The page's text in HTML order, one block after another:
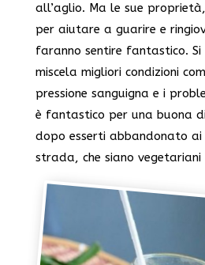
all’aglio. Ma le sue
per aiutare a guarire e
faranno sentire fantastico. Si
miscela migliori condizioni
pressione sanguigna e i
è fantastico per una buona
dopo esserti abbandonato ai
strada, che siano vegetariani